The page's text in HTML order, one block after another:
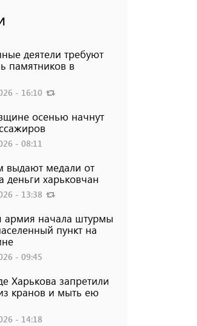
деятели требуют
памятников в
- 16:10
осенью начнут
- 08:11
выдают медали от
деньги харьковчан
- 13:38
армия начала штурмы
пункт на
- 09:45
Харькова запретили
кранов и мыть ею
- 14:18